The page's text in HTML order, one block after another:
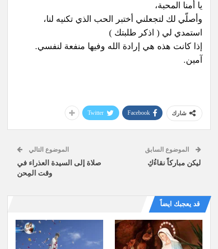
يا أمنا المحبة،
وأصلّي لك لتجعلني أختبر الحب الذي تكنيه لنا،
استمدي لي ( اذكر طلبتك )
إذا كانت هذه هي إرادة الله وفيها منفعة لنفسي.
آمين.
شارك Facebook
Twitter
الموضوع السابق
ليكن مباركاً نقاءُكِ
الموضوع التالي
صلاة إلى السيدة العذراء في
وقت المِحن
قد يعجبك ايضاً